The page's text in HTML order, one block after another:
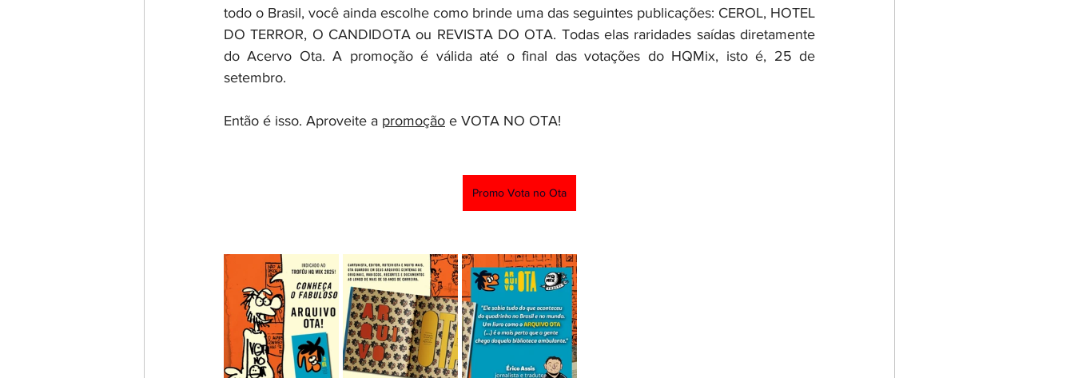
todo o Brasil, você ainda escolhe como brinde uma das seguintes publicações: CEROL, HOTEL
DO TERROR, O CANDIDOTA ou REVISTA DO OTA. Todas elas raridades saídas diretamente
do Acervo Ota. A promoção é válida até o final das votações do HQMix, isto é, 25 de
setembro.
Então é isso. Aproveite a promoção e VOTA NO OTA!
Promo Vota no Ota